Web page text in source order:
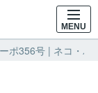
MENU
ポ356号 | ネコ・パ